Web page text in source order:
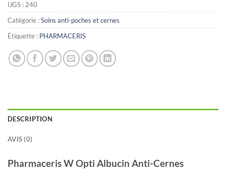
UGS :240
Catégorie :Soins anti-poches et cernes
Étiquette : PHARMACERIS
DESCRIPTION
AVIS (0)
Pharmaceris W Opti Albucin Anti-Cernes